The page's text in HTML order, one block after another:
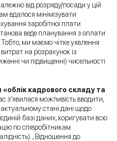
від розряду/посади у цій
вдалося мінімізувати
заробітної плати
веде планування з оплати
Тобто, ми маємо чітке уявлення
на розрахунок із
чи підвищенні) чисельності
кадрового складу та
з’явилася можливість вводити,
стані дані щодо
базі даних, коригувати всю
по співробітникам
, Відношення до